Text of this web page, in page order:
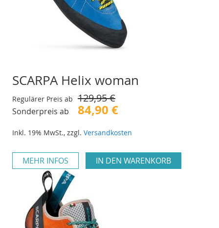
SCARPA Helix woman
Regulärer Preis ab 129,95 €
Sonderpreis ab 84,90 €
Inkl. 19% MwSt., zzgl. Versandkosten
MEHR INFOS IN DEN WARENKORB